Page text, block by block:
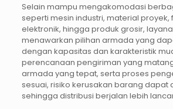
Selain mampu mengakomodasi
seperti mesin industri, material proyek,
elektronik, hingga produk grosir,
menawarkan pilihan armada yang
dengan kapasitas dan karakteristik
perencanaan pengiriman yang
armada yang tepat, serta proses
sesuai, risiko kerusakan barang dapat
sehingga distribusi berjalan lebih